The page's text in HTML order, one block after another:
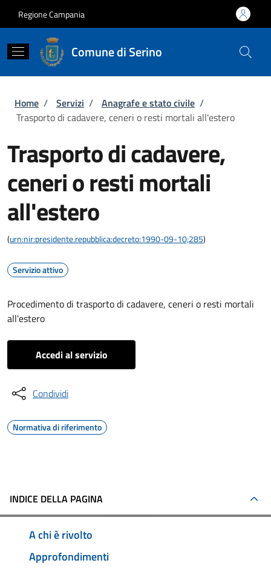
Regione Campania
Comune di Serino
Briciole di pane
Home / Servizi / Anagrafe e stato civile /
Trasporto di cadavere, ceneri o resti mortali all'estero
Trasporto di cadavere,
ceneri o resti mortali
all'estero
(urn:nir:presidente.repubblica:decreto:1990-09-10;285)
Servizio attivo
Procedimento di trasporto di cadavere, ceneri o resti mortali
all'estero
Accedi al servizio
Condividi
Normativa di riferimento
INDICE DELLA PAGINA
A chi è rivolto
Approfondimenti